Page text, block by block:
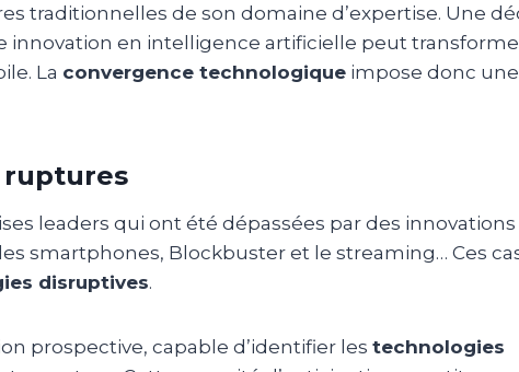
traditionnelles de son domaine d’expertise. Une
en intelligence artificielle peut
La convergence technologique impose donc
ruptures
leaders qui ont été dépassées par des innovations
smartphones, Blockbuster et le streaming… Ces
disruptives.
prospective, capable d’identifier les technologies